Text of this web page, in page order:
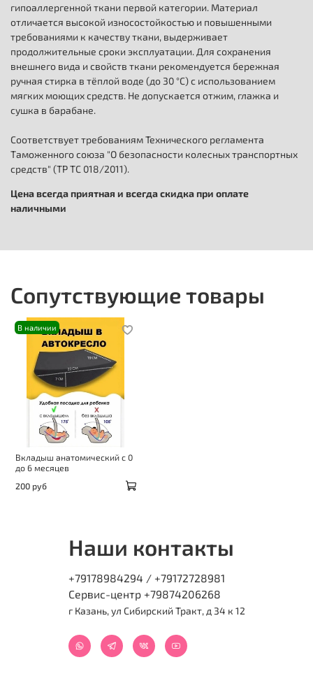
гипоаллергенной ткани первой категории. Материал
отличается высокой износостойкостью и повышенными
требованиями к качеству ткани, выдерживает
продолжительные сроки эксплуатации. Для сохранения
внешнего вида и свойств ткани рекомендуется бережная
ручная стирка в тёплой воде (до 30 °C) с использованием
мягких моющих средств. Не допускается отжим, глажка и
сушка в барабане.
Соответствует требованиям Технического регламента
Таможенного союза "О безопасности колесных транспортных
средств" (ТР ТС 018/2011).
Цена всегда приятная и всегда скидка при оплате
наличными
Сопутствующие товары
В наличии
Вкладыш анатомический с 0
до 6 месяцев
200 руб
Наши контакты
+79178984294 / +79172728981
Сервис-центр +79874206268
г Казань, ул Сибирский Тракт, д 34 к 12